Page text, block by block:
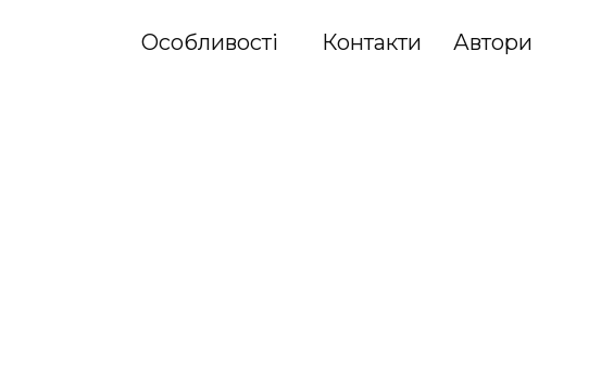
Особливості Контакти Автори